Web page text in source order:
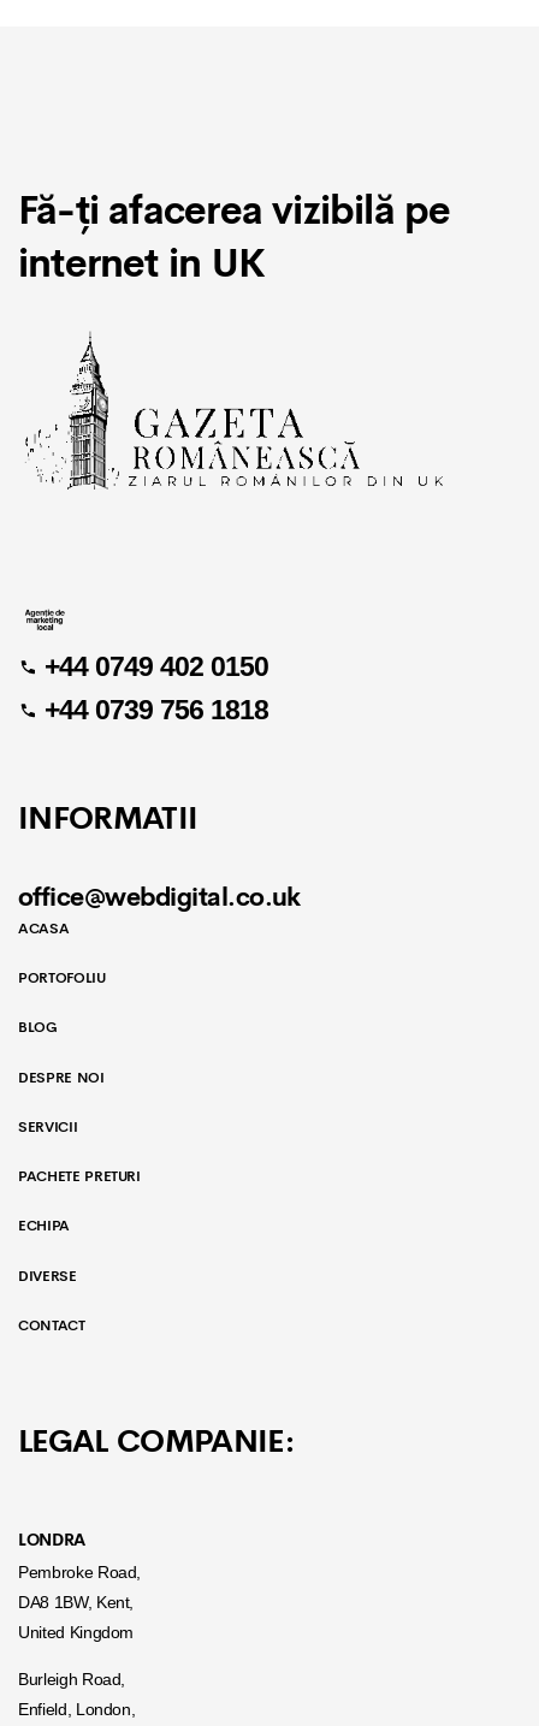
Fă-ți afacerea vizibilă pe
internet in UK
+44 0749 402 0150
+44 0739 756 1818
INFORMATII
office@webdigital.co.uk
ACASA
PORTOFOLIU
BLOG
DESPRE NOI
SERVICII
PACHETE PRETURI
ECHIPA
DIVERSE
CONTACT
LEGAL COMPANIE:
LONDRA
Pembroke Road,
DA8 1BW, Kent,
United Kingdom
Burleigh Road,
Enfield, London,